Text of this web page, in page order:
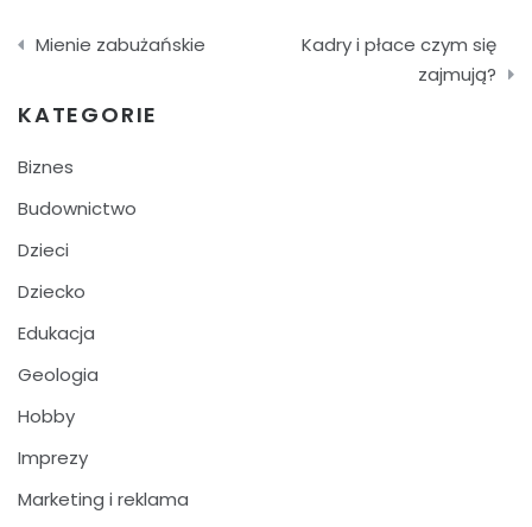
Nawigacja
Mienie zabużańskie
Kadry i płace czym się
zajmują?
KATEGORIE
Biznes
Budownictwo
Dzieci
Dziecko
Edukacja
Geologia
Hobby
Imprezy
Marketing i reklama